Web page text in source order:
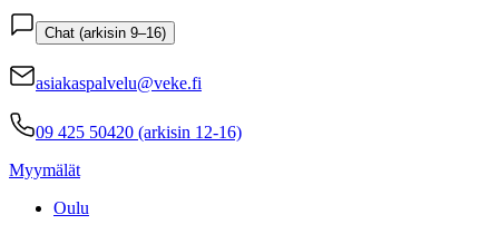
Chat (arkisin 9–16)
asiakaspalvelu@veke.fi
09 425 50420 (arkisin 12-16)
Myymälät
Oulu